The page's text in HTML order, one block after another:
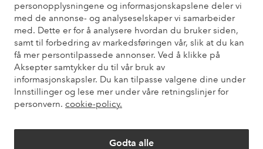
personopplysningene og informasjonskapslene deler vi
med de annonse- og analyseselskaper vi samarbeider
med. Dette er for å analysere hvordan du bruker siden,
samt til forbedring av markedsføringen vår, slik at du kan
få mer persontilpassede annonser. Ved å klikke på
Aksepter samtykker du til vår bruk av
informasjonskapsler. Du kan tilpasse valgene dine under
Innstillinger og lese mer under våre retningslinjer for
personvern. cookie-policy.
Godta alle
Du finner svar på de vanligste spørsmålene i vår FAQ. Du finner
også informasjon om hvordan du kan kontakte oss.
Kundeservice Bestilling Betalingsmåte
Mine sider
Om Ellos